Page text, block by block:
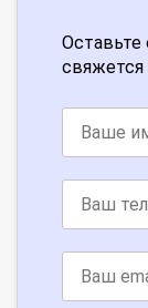
Оставьте